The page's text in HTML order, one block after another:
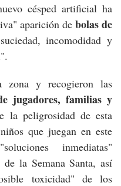
césped artificial ha
aparición de bolas de
incomodidad y
zona y recogieron las
jugadores, familias y
la peligrosidad de esta
que juegan en este
inmediatas"
la Semana Santa, así
toxicidad" de los